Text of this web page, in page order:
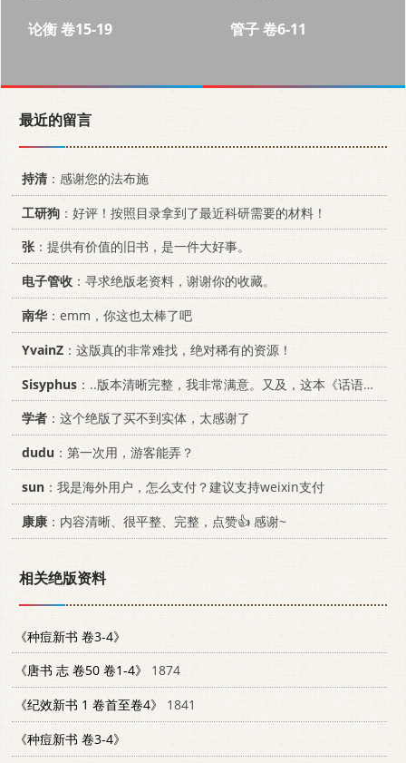
论衡 卷15-19
管子 卷6-11
最近的留言
持清：感谢您的法布施
工研狗 ：好评！按照目录拿到了最近科研需要的材料！
张：提供有价值的旧书，是一件大好事。
电子管收 ：寻求绝版老资料，谢谢你的收藏。
南华 ：emm，你这也太棒了吧
YvainZ ：这版真的非常难找，绝对稀有的资源！
Sisyphus ：..版本清晰完整，我非常满意。又及，这本《话语的真相》...
学者 ：这个绝版了买不到实体，太感谢了
dudu ：第一次用，游客能弄？
sun ：我是海外用户，怎么支付？建议支持weixin支付
康康 ：内容清晰、很平整、完整，点赞👍 感谢~
相关绝版资料
《种痘新书 卷3-4》
《唐书 志 卷50 卷1-4》
1874
《纪效新书 1 卷首至卷4》
1841
《种痘新书 卷3-4》